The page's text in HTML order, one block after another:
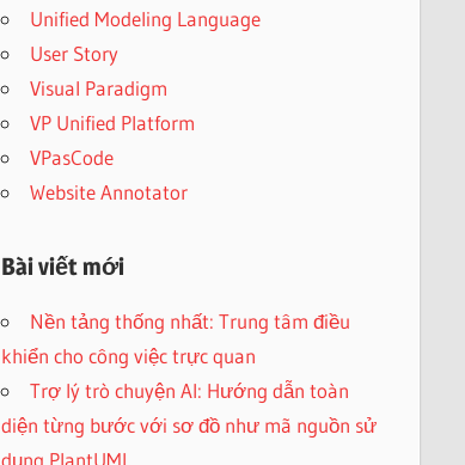
Unified Modeling Language
User Story
Visual Paradigm
VP Unified Platform
VPasCode
Website Annotator
Bài viết mới
Nền tảng thống nhất: Trung tâm điều
khiển cho công việc trực quan
Trợ lý trò chuyện AI: Hướng dẫn toàn
diện từng bước với sơ đồ như mã nguồn sử
dụng PlantUML